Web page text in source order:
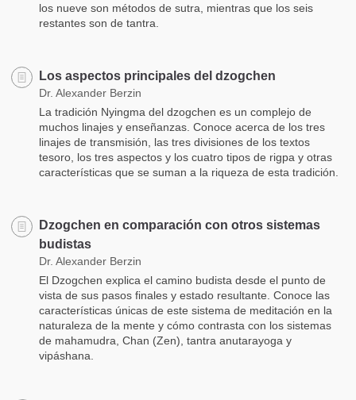
los nueve son métodos de sutra, mientras que los seis
restantes son de tantra.
Los aspectos principales del dzogchen
Dr. Alexander Berzin
La tradición Nyingma del dzogchen es un complejo de
muchos linajes y enseñanzas. Conoce acerca de los tres
linajes de transmisión, las tres divisiones de los textos
tesoro, los tres aspectos y los cuatro tipos de rigpa y otras
características que se suman a la riqueza de esta tradición.
Dzogchen en comparación con otros sistemas
budistas
Dr. Alexander Berzin
El Dzogchen explica el camino budista desde el punto de
vista de sus pasos finales y estado resultante. Conoce las
características únicas de este sistema de meditación en la
naturaleza de la mente y cómo contrasta con los sistemas
de mahamudra, Chan (Zen), tantra anutarayoga y
vipáshana.